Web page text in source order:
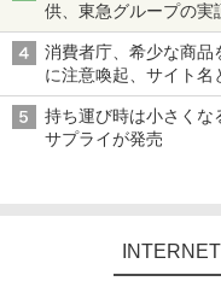
供、東急グループの
ル TIVIP」
消費者庁、希少な商品
に注意喚起、サイト
持ち運び時は小さくな
サプライが発売